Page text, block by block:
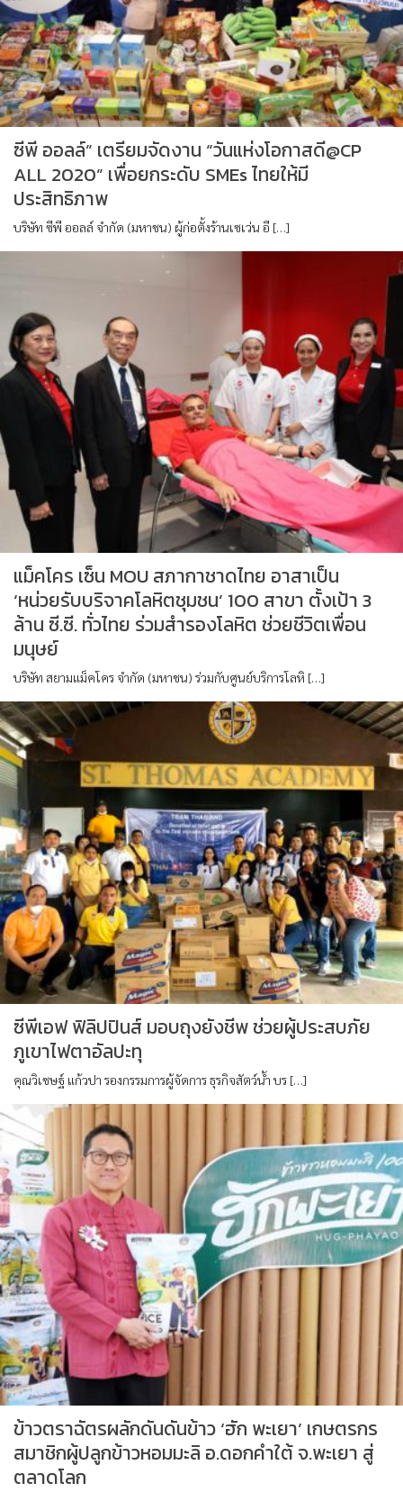
ซีพี ออลล์” เตรียมจัดงาน “วันแห่งโอกาสดี@CP
ALL 2020” เพื่อยกระดับ SMEs ไทยให้มี
ประสิทธิภาพ
บริษัท ซีพี ออลล์ จำกัด (มหาชน) ผู้ก่อตั้งร้านเซเว่น อี […]
แม็คโคร เซ็น MOU สภากาชาดไทย อาสาเป็น
‘หน่วยรับบริจาคโลหิตชุมชน’ 100 สาขา ตั้งเป้า 3
ล้าน ซี.ซี. ทั่วไทย ร่วมสำรองโลหิต ช่วยชีวิตเพื่อน
มนุษย์
บริษัท สยามแม็คโคร จำกัด (มหาชน) ร่วมกับศูนย์บริการโลหิ […]
ซีพีเอฟ ฟิลิปปินส์ มอบถุงยังชีพ ช่วยผู้ประสบภัย
ภูเขาไฟตาอัลปะทุ
คุณวิเชษฐ์ แก้วปา รองกรรมการผู้จัดการ ธุรกิจสัตว์น้ำ บร […]
ข้าวตราฉัตรผลักดันดันข้าว ‘ฮัก พะเยา’ เกษตรกร
สมาชิกผู้ปลูกข้าวหอมมะลิ อ.ดอกคำใต้ จ.พะเยา สู่
ตลาดโลก